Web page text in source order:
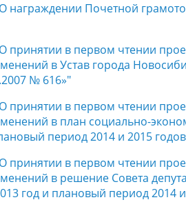
Почетной
в первом чтении
в Устав города
№ 616»"
в первом чтении
в план социально-
период 2014 и 2015
в первом чтении
в решение Совета
год и плановый период 2014